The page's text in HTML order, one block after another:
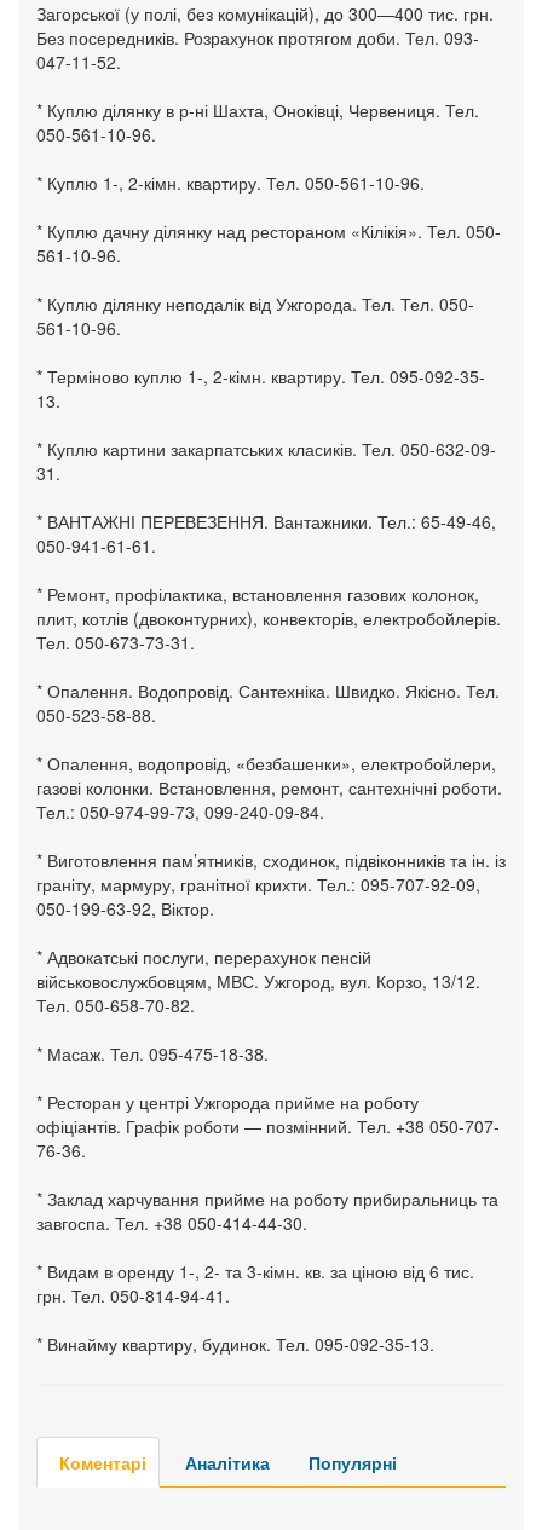
Загорської (у полі, без комунікацій), до 300—400 тис. грн.
Без посередників. Розрахунок протягом доби. Тел. 093-
047-11-52.
* Куплю ділянку в р-ні Шахта, Оноківці, Червениця. Тел.
050-561-10-96.
* Куплю 1-, 2-кімн. квартиру. Тел. 050-561-10-96.
* Куплю дачну ділянку над рестораном «Кілікія». Тел. 050-
561-10-96.
* Куплю ділянку неподалік від Ужгорода. Тел. Тел. 050-
561-10-96.
* Терміново куплю 1-, 2-кімн. квартиру. Тел. 095-092-35-
13.
* Куплю картини закарпатських класиків. Тел. 050-632-09-
31.
* ВАНТАЖНІ ПЕРЕВЕЗЕННЯ. Вантажники. Тел.: 65-49-46,
050-941-61-61.
* Ремонт, профілактика, встановлення газових колонок,
плит, котлів (двоконтурних), конвекторів, електробойлерів.
Тел. 050-673-73-31.
* Опалення. Водопровід. Сантехніка. Швидко. Якісно. Тел.
050-523-58-88.
* Опалення, водопровід, «безбашенки», електробойлери,
газові колонки. Встановлення, ремонт, сантехнічні роботи.
Тел.: 050-974-99-73, 099-240-09-84.
* Виготовлення пам’ятників, сходинок, підвіконників та ін. із
граніту, мармуру, гранітної крихти. Тел.: 095-707-92-09,
050-199-63-92, Віктор.
* Адвокатські послуги, перерахунок пенсій
військовослужбовцям, МВС. Ужгород, вул. Корзо, 13/12.
Тел. 050-658-70-82.
* Масаж. Тел. 095-475-18-38.
* Ресторан у центрі Ужгорода прийме на роботу
офіціантів. Графік роботи — позмінний. Тел. +38 050-707-
76-36.
* Заклад харчування прийме на роботу прибиральниць та
завгоспа. Тел. +38 050-414-44-30.
* Видам в оренду 1-, 2- та 3-кімн. кв. за ціною від 6 тис.
грн. Тел. 050-814-94-41.
* Винайму квартиру, будинок. Тел. 095-092-35-13.
Коментарі Аналітика Популярні